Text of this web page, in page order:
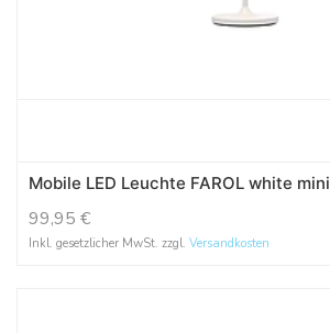
Mobile LED Leuchte FAROL white mini
99,95 €
Inkl. gesetzlicher MwSt. zzgl. Versandkosten